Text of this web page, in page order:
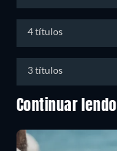
4 títulos
3 títulos
Continuar lendo